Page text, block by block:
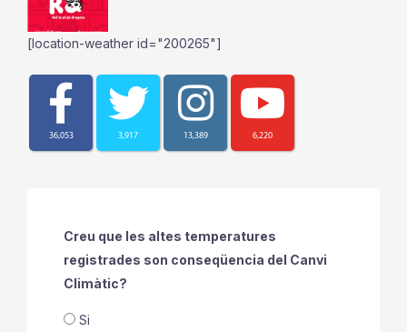
[location-weather id="200265"]
36,053 3,917 13,389 6,220
Creu que les altes temperatures
registrades son conseqüencia del Canvi
Climàtic?
Si